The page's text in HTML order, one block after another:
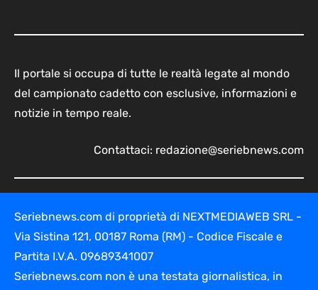
Il portale si occupa di tutte le realtà legate al mondo
del campionato cadetto con esclusive, informazioni e
notizie in tempo reale.
Contattaci: redazione@seriebnews.com
Seriebnews.com di proprietà di NEXTMEDIAWEB SRL -
Via Sistina 121, 00187 Roma (RM) - Codice Fiscale e
Partita I.V.A. 09689341007
Seriebnews.com non è una testata giornalistica, in